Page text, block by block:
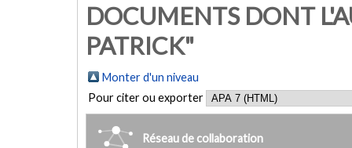
DOCUMENTS DONT
PATRICK"
Monter d'un niveau
Pour citer ou exporter
Réseau de collaboration